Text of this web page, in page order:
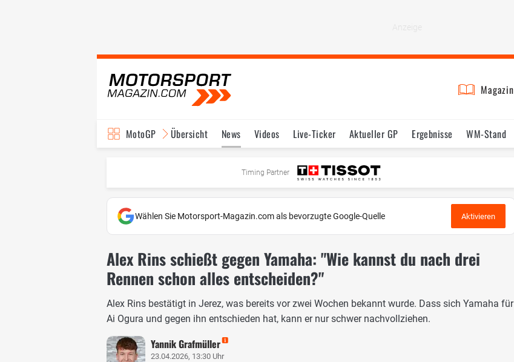
Magazin
MotoGP Übersicht News Videos Live-Ticker Aktueller GP Ergebnisse WM-Stand
Testfahrten Reglement
Timing Partner
Wählen Sie Motorsport-Magazin.com als bevorzugte Google-Quelle Aktivieren
Alex Rins schießt gegen Yamaha: "Wie kannst du nach drei
Rennen schon alles entscheiden?"
Alex Rins bestätigt in Jerez, was bereits vor zwei Wochen bekannt wurde. Dass sich Yamaha für
Ai Ogura und gegen ihn entschieden hat, kann er nur schwer nachvollziehen.
Yannik Grafmüller
23.04.2026, 13:30 Uhr